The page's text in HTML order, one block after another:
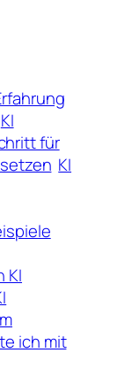
KI
für
KI
KI
ich mit